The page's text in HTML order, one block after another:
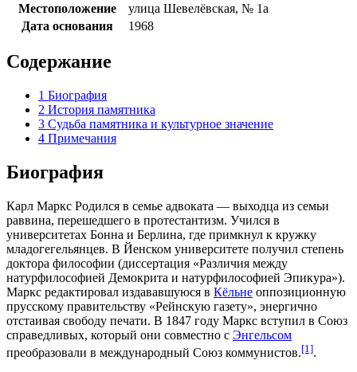
Местоположение
улица Шевелёвская, № 1а
Дата основания
1968
Содержание
1 Биография
2 История памятника
3 Судьба памятника и культурное значение
4 Примечания
Биография
Карл Маркс Родился в семье адвоката — выходца из семьи
раввина, перешедшего в протестантизм. Учился в
университетах Бонна и Берлина, где примкнул к кружку
младогегельянцев. В Йенском университете получил степень
доктора философии (диссертация «Различия между
натурфилософией Демокрита и натурфилософией Эпикура»).
Маркс редактировал издававшуюся в Кёльне оппозиционную
прусскому правительству «Рейнскую газету», энергично
отстаивая свободу печати. В 1847 году Маркс вступил в Союз
справедливых, который они совместно с Энгельсом
преобразовали в международный Союз коммунистов.[1].